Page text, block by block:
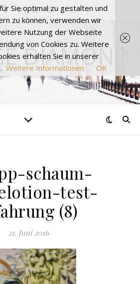
DIAMOND
schaum-
test-
(8)
21. Juni 2016
Sie optimal zu gestalten und
zu können, verwenden wir
Nutzung der Webseite
von Cookies zu. Weitere
erhalten Sie in unserer
Weitere Informationen OK